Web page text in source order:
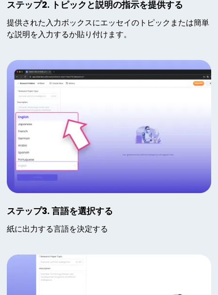
ステップ2. トピックと説明の指示を提供する
提供された入力ボックスにエッセイのトピックまたは簡単
な説明を入力するか貼り付けます。
ステップ3. 言語を選択する
紙に出力する言語を決定する